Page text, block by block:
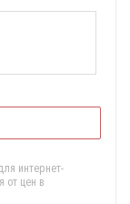
интернет-
от цен в